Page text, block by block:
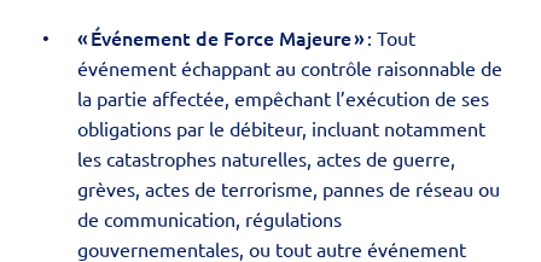
« Événement de Force Majeure »: Tout
événement échappant au contrôle raisonnable de
la partie affectée, empêchant l’exécution de ses
obligations par le débiteur, incluant notamment
les catastrophes naturelles, actes de guerre,
grèves, actes de terrorisme, pannes de réseau ou
de communication, régulations
gouvernementales, ou tout autre événement